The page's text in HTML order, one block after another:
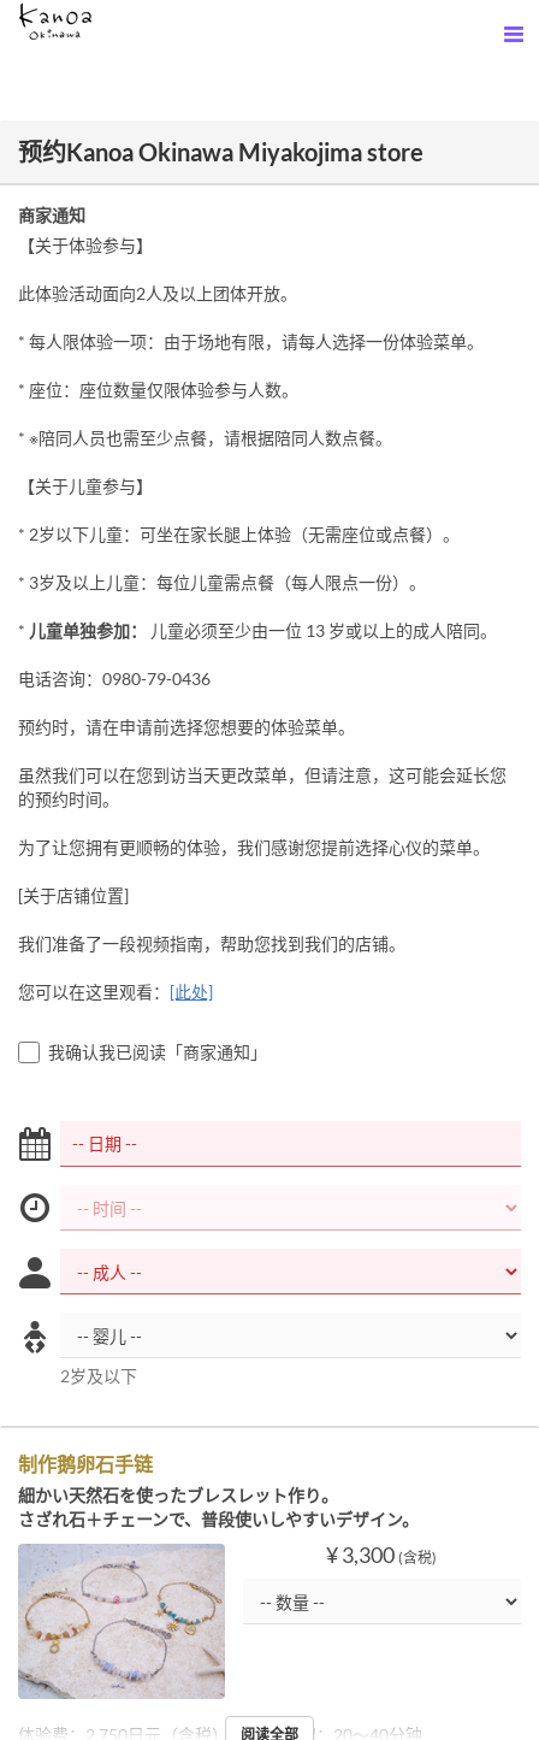
预约Kanoa Okinawa Miyakojima store
商家通知
【关于体验参与】
此体验活动面向2人及以上团体开放。
* 每人限体验一项：由于场地有限，请每人选择一份体验菜单。
* 座位：座位数量仅限体验参与人数。
* ※陪同人员也需至少点餐，请根据陪同人数点餐。
【关于儿童参与】
* 2岁以下儿童：可坐在家长腿上体验（无需座位或点餐）。
* 3岁及以上儿童：每位儿童需点餐（每人限点一份）。
* 儿童单独参加： 儿童必须至少由一位 13 岁或以上的成人陪同。
电话咨询：0980-79-0436
预约时，请在申请前选择您想要的体验菜单。
虽然我们可以在您到访当天更改菜单，但请注意，这可能会延长您
的预约时间。
为了让您拥有更顺畅的体验，我们感谢您提前选择心仪的菜单。
[关于店铺位置]
我们准备了一段视频指南，帮助您找到我们的店铺。
您可以在这里观看： [此处]
我确认我已阅读「商家通知」
2岁及以下
制作鹅卵石手链
細かい天然石を使ったブレスレット作り。
さざれ石＋チェーンで、普段使いしやすいデザイン。
¥ 3,300 (含税)
体验费：2,750日元（含税）起 所需时间：20～40分钟
阅读全部